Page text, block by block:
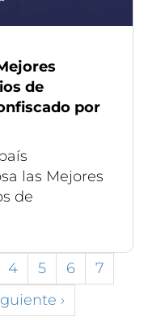
de
por
las Mejores
de
4 5 6
7
›